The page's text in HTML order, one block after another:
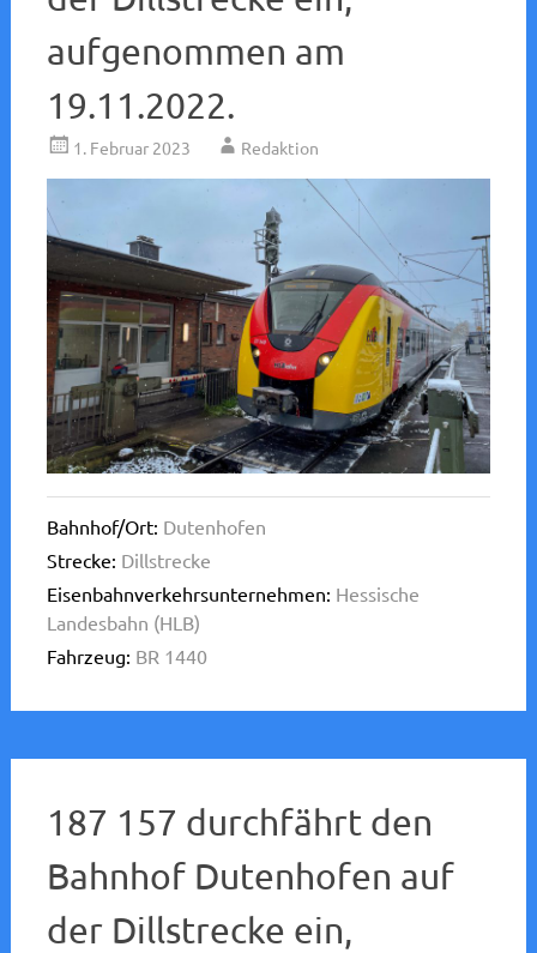
aufgenommen am
19.11.2022.
1. Februar 2023 Redaktion
Bahnhof/Ort: Dutenhofen
Strecke: Dillstrecke
Eisenbahnverkehrsunternehmen: Hessische
Landesbahn (HLB)
Fahrzeug: BR 1440
187 157 durchfährt den
Bahnhof Dutenhofen auf
der Dillstrecke ein,